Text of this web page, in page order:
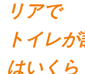
リアで
トイレ
はいくら